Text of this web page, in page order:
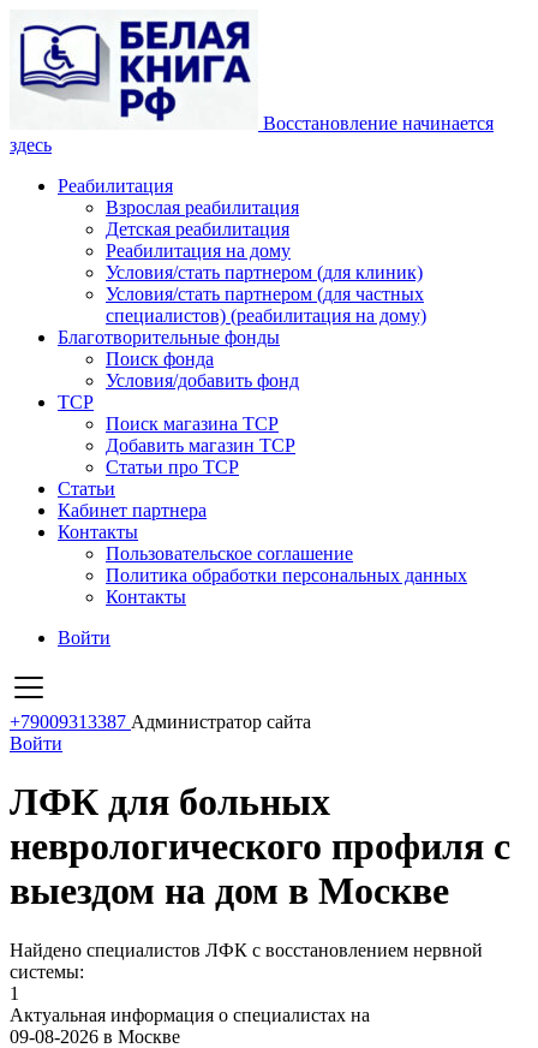
Восстановление начинается
здесь
Реабилитация
Взрослая реабилитация
Детская реабилитация
Реабилитация на дому
Условия/стать партнером (для клиник)
Условия/стать партнером (для частных
специалистов) (реабилитация на дому)
Благотворительные фонды
Поиск фонда
Условия/добавить фонд
ТСР
Поиск магазина ТСР
Добавить магазин ТСР
Статьи про ТСР
Статьи
Кабинет партнера
Контакты
Пользовательское соглашение
Политика обработки персональных данных
Контакты
Войти
+79009313387 Администратор сайта
Войти
ЛФК для больных
неврологического профиля с
выездом на дом в Москве
Найдено специалистов ЛФК с восстановлением нервной
системы:
1
Актуальная информация о специалистах на
09-08-2026 в Москве